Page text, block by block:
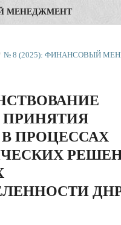
МЕНЕДЖМЕНТ
/ № 8 (2025): ФИНАНСОВЫЙ
ПРОЦЕССАХ